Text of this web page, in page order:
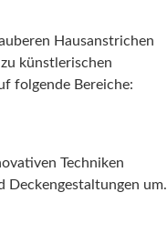
Hausanstrichen
künstlerischen
folgende Bereiche:
Techniken
Deckengestaltungen um.